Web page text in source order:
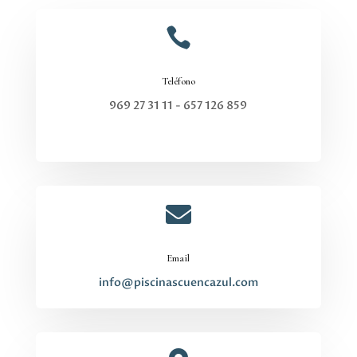

Teléfono
969 27 31 11 - 657 126 859

Email
info@piscinascuencazul.com